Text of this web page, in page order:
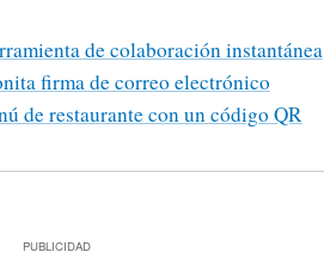
de colaboración instantánea
firma de correo electrónico
de restaurante con un código QR
PUBLICIDAD